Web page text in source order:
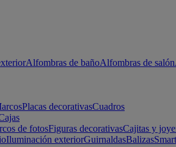
Alfombras de bañoAlfombras de salón
Placas decorativasCuadros
de fotosFiguras decorativasCajitas y
Iluminación exteriorGuirnaldasBalizas